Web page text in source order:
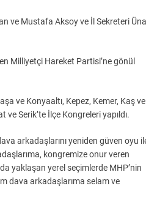
ve Mustafa Aksoy ve İl Sekreteri
Milliyetçi Hareket Partisi’ne gönül
ve Konyaaltı, Kepez, Kemer, Kaş ve
Serik’te İlçe Kongreleri yapıldı.
arkadaşlarını yeniden güven oyu
kongremize onur veren
yaklaşan yerel seçimlerde MHP’nin
dava arkadaşlarıma selam ve